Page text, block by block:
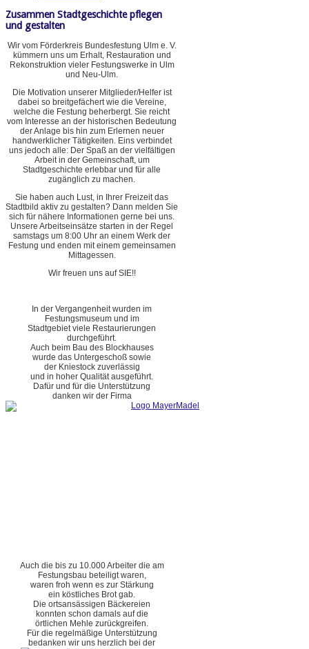
Zusammen Stadtgeschichte pflegen
und gestalten
Wir vom Förderkreis Bundesfestung Ulm e. V.
kümmern uns um Erhalt, Restauration und
Rekonstruktion vieler Festungswerke in Ulm
und Neu-Ulm.
Die Motivation unserer Mitglieder/Helfer ist
dabei so breitgefächert wie die Vereine,
welche die Festung beherbergt. Sie reicht
vom Interesse an der historischen Bedeutung
der Anlage bis hin zum Erlernen neuer
handwerklicher Tätigkeiten. Eins verbindet
uns jedoch alle: Der Spaß an der vielfältigen
Arbeit in der Gemeinschaft, um
Stadtgeschichte erlebbar und für alle
zugänglich zu machen.
Sie haben auch Lust, in Ihrer Freizeit das
Stadtbild aktiv zu gestalten? Dann melden Sie
sich für nähere Informationen gerne bei uns.
Unsere Arbeitseinsätze starten in der Regel
samstags um 8:00 Uhr an einem Werk der
Festung und enden mit einem gemeinsamen
Mittagessen.
Wir freuen uns auf SIE!!
In der Vergangenheit wurden im
Festungsmuseum und im
Stadtgebiet viele Restaurierungen
durchgeführt.
Auch beim Bau des Blockhauses
wurde das Untergeschoß sowie
der Kniestock zuverlässig
und in hoher Qualität ausgeführt.
Dafür und für die Unterstützung
danken wir der Firma
Auch die bis zu 10.000 Arbeiter die am
Festungsbau beteiligt waren,
waren froh wenn es zur Stärkung
ein köstliches Brot gab.
Die ortsansässigen Bäckereien
konnten schon damals auf die
örtlichen Mehle zurückgreifen.
Für die regelmäßige Unterstützung
bedanken wir uns herzlich bei der